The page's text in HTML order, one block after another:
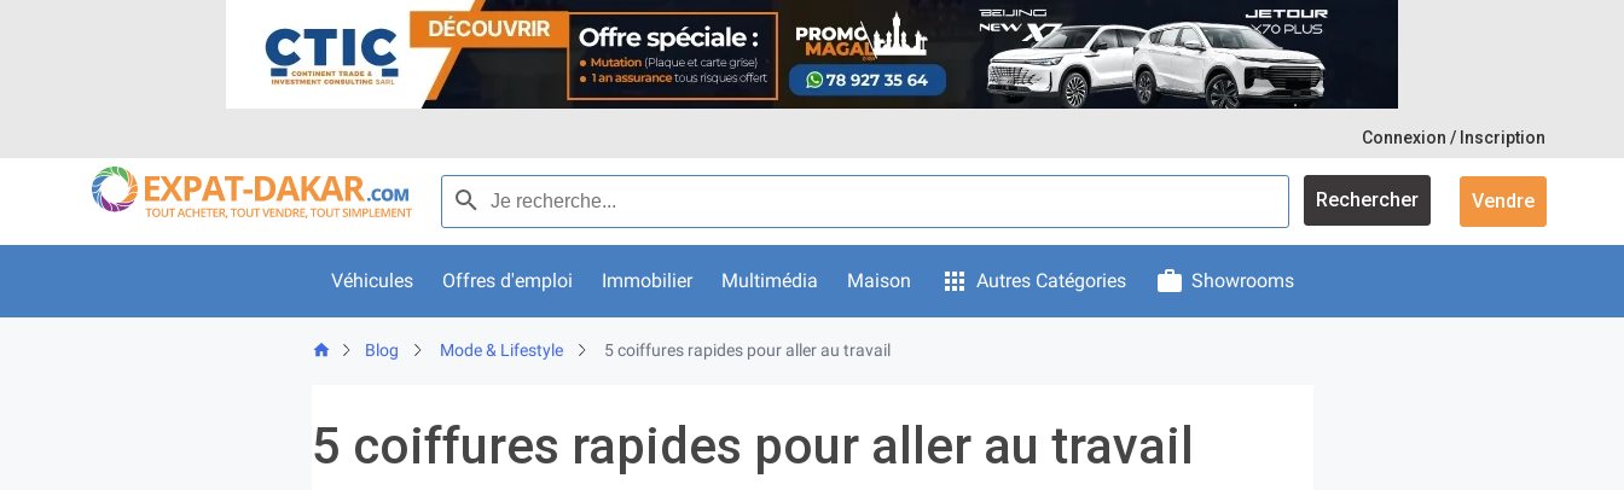
Connexion / Inscription
Recherche par texte
Rechercher Vendre
Véhicules Offres d'emploi Immobilier Multimédia Maison Autres Catégories Showrooms
Blog Mode & Lifestyle 5 coiffures rapides pour aller au travail
5 coiffures rapides pour aller au travail